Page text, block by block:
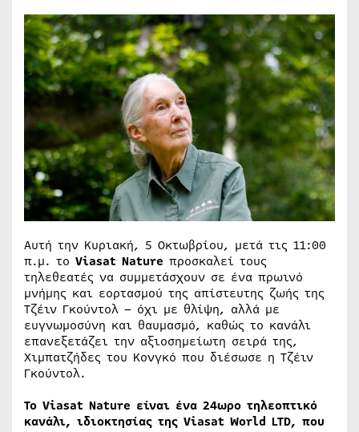
Αυτή την Κυριακή, 5 Οκτωβρίου, μετά τις 11:00
π.μ. το Viasat Nature προσκαλεί τους
τηλεθεατές να συμμετάσχουν σε ένα πρωινό
μνήμης και εορτασμού της απίστευτης ζωής της
Τζέιν Γκούντολ – όχι με θλίψη, αλλά με
ευγνωμοσύνη και θαυμασμό, καθώς το κανάλι
επανεξετάζει την αξιοσημείωτη σειρά της,
Χιμπατζήδες του Κονγκό που διέσωσε η Τζέιν
Γκούντολ.
Το Viasat Nature είναι ένα 24ωρο τηλεοπτικό
κανάλι, ιδιοκτησίας της Viasat World LTD, που